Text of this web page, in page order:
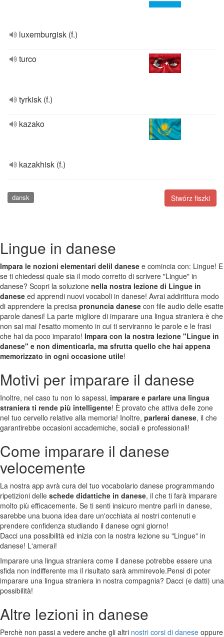
luxemburgisk (f.)
turco
tyrkisk (f.)
kazako
kazakhisk (f.)
Stwórz fiszki
dansk
Lingue in danese
Impara le nozioni elementari delil danese e comincia con: Lingue! E
se ti chiedessi quale sia il modo corretto di scrivere "Lingue" in
danese? Scopri la soluzione nella nostra lezione di Lingue in
danese ed apprendi nuovi vocaboli in danese! Avrai addirittura modo
di apprendere la precisa pronuncia danese con file audio delle esatte
parole danesi! La parte migliore di imparare una lingua straniera è che
non sai mai l'esatto momento in cui ti serviranno le parole e le frasi
che hai da poco imparato! Impara con la nostra lezione "Lingue in
danese" e non dimenticarla, ma sfrutta quello che hai appena
memorizzato in ogni occasione utile!
Motivi per imparare il danese
Inoltre, nel caso tu non lo sapessi, imparare e parlare una lingua
straniera ti rende più intelligente! È provato che attiva delle zone
nel tuo cervello relative alla memoria! Inoltre, parlerai danese, il che
garantirebbe occasioni accademiche, sociali e professionali!
Come imparare il danese
velocemente
La nostra app avrà cura del tuo vocabolario danese programmando
ripetizioni delle schede didattiche in danese, il che ti farà imparare
molto più efficacemente. Se ti senti insicuro mentre parli in danese,
sarebbe una buona idea dare un'occhiata ai nostri contenuti e
prendere confidenza studiando il danese ogni giorno!
Dacci una possibilità ed inizia con la nostra lezione su "Lingue" in
danese! L'amerai!
Imparare una lingua straniera come il danese potrebbe essere una
sfida non indifferente ma il risultato sarà ammirevole.Pensi di poter
imparare una lingua straniera in nostra compagnia? Dacci (e datti) una
possibilità!
Altre lezioni in danese
Perchè non passi a vedere anche gli altri nostri corsi di danese oppure